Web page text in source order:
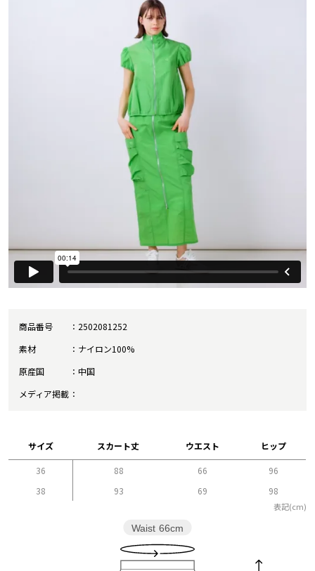
商品番号
2502081252
素材
ナイロン100%
原産国
中国
メディア掲載
サイズ スカート丈 ウエスト ヒップ
36 88 66
96
38
93 69 98
表記(cm)
Waist 66cm